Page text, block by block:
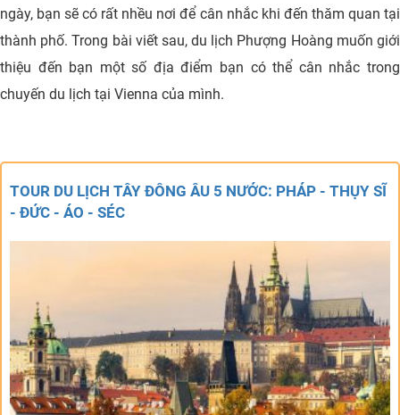
ngày, bạn sẽ có rất nhều nơi để cân nhắc khi đến thăm quan tại
thành phố. Trong bài viết sau, du lịch Phượng Hoàng muốn giới
thiệu đến bạn một số địa điểm bạn có thể cân nhắc trong
chuyến du lịch tại Vienna của mình.
TOUR DU LỊCH TÂY ĐÔNG ÂU 5 NƯỚC: PHÁP - THỤY SĨ
- ĐỨC - ÁO - SÉC